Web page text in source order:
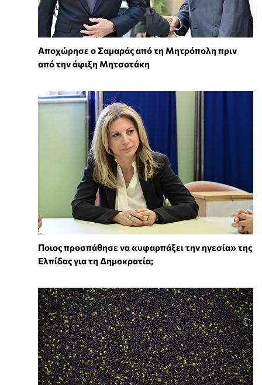
Αποχώρησε ο Σαμαράς από τη Μητρόπολη πριν
από την άφιξη Μητσοτάκη
Ποιος προσπάθησε να «υφαρπάξει την ηγεσία» της
Ελπίδας για τη Δημοκρατία;